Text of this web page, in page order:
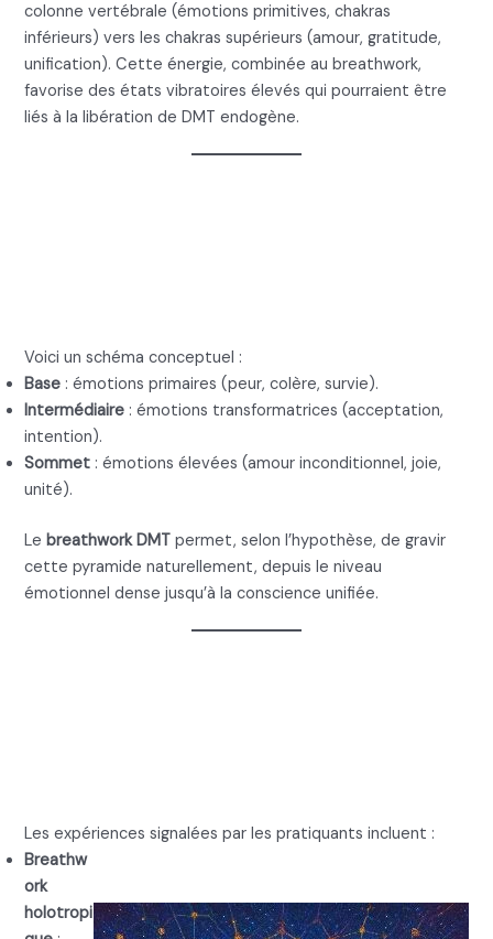
colonne vertébrale (émotions primitives, chakras
inférieurs) vers les chakras supérieurs (amour, gratitude,
unification). Cette énergie, combinée au breathwork,
favorise des états vibratoires élevés qui pourraient être
liés à la libération de DMT endogène.
Voici un schéma conceptuel :
Base : émotions primaires (peur, colère, survie).
Intermédiaire : émotions transformatrices (acceptation,
intention).
Sommet : émotions élevées (amour inconditionnel, joie,
unité).
Lebreathwork DMT permet, selon l’hypothèse, de gravir
cette pyramide naturellement, depuis le niveau
émotionnel dense jusqu’à la conscience unifiée.
Les expériences signalées par les pratiquants incluent :
Breathw
ork
holotropi